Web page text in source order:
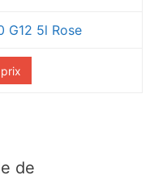
G12 5l Rose
de